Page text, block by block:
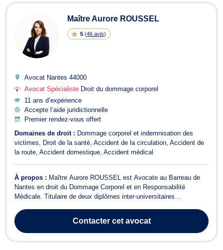
Maître Aurore ROUSSEL
5 (46 avis)
Avocat Nantes 44000
Avocat Spécialiste Droit du dommage corporel
11 ans d’expérience
Accepte l’aide juridictionnelle
Premier rendez-vous offert
Domaines de droit : Dommage corporel et indemnisation des
victimes
Droit de la santé Accident de la circulation Accident de
la route Accident domestique Accident médical
À propos : Maître Aurore ROUSSEL est Avocate au Barreau de
Nantes en droit du Dommage Corporel et en Responsabilité
Médicale. Titulaire de deux diplômes inter-universitaires
Bébé Secoué" et "Réparation du Dommage Corporel", Maître
ROUSSEL est engagée dans la défense des ...
Contactercet avocat